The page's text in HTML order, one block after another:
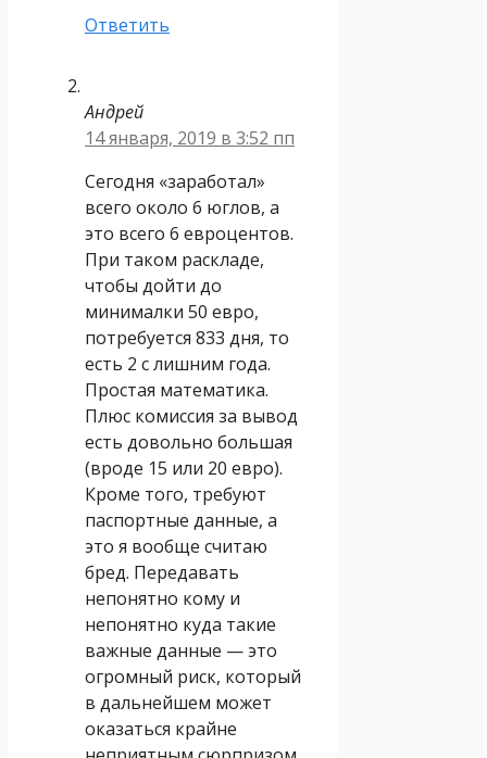
Ответить
Андрей
14 января, 2019 в 3:52 пп
Сегодня «заработал»
всего около 6 юглов, а
это всего 6 евроцентов.
При таком раскладе,
чтобы дойти до
минималки 50 евро,
потребуется 833 дня, то
есть 2 с лишним года.
Простая математика.
Плюс комиссия за вывод
есть довольно большая
(вроде 15 или 20 евро).
Кроме того, требуют
паспортные данные, а
это я вообще считаю
бред. Передавать
непонятно кому и
непонятно куда такие
важные данные — это
огромный риск, который
в дальнейшем может
оказаться крайне